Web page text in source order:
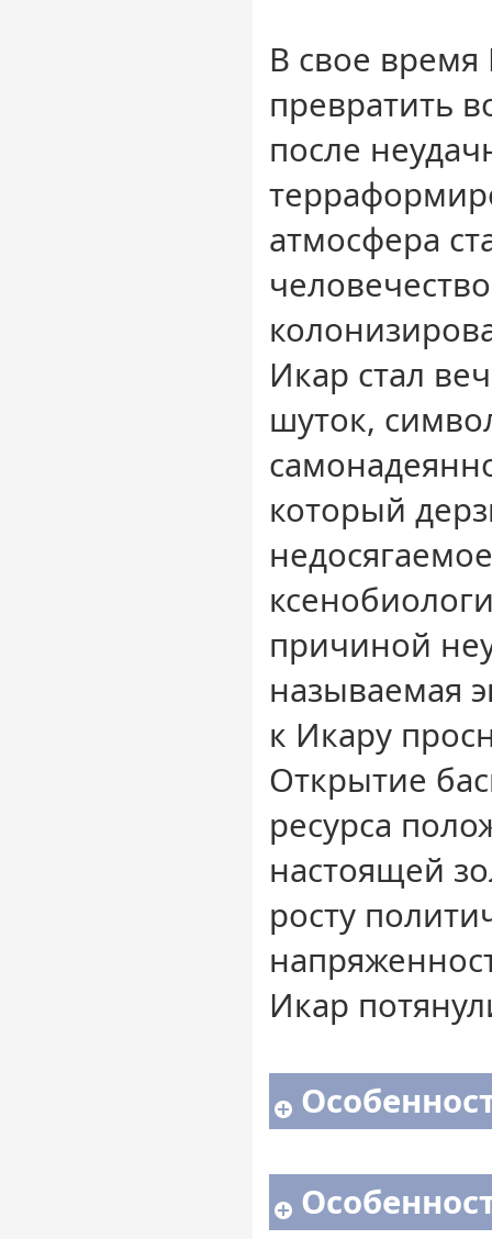
В свое
превратить
после
атмосфера
Икар стал
шуток,
который
причиной
называемая
к Икару
Открытие
ресурса
настоящей
росту
Икар